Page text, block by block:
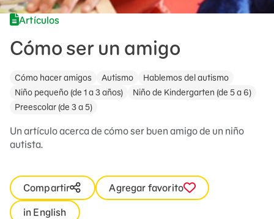
Artículos
Cómo ser un amigo
Cómo hacer amigos Autismo
Hablemos del autismo
Niño pequeño (de 1 a 3 años)
Niño de Kindergarten (de 5 a 6)
Preescolar (de 3 a 5)
Un artículo acerca de cómo ser buen amigo de un niño
autista.
Compartir
Agregar favorito
in English